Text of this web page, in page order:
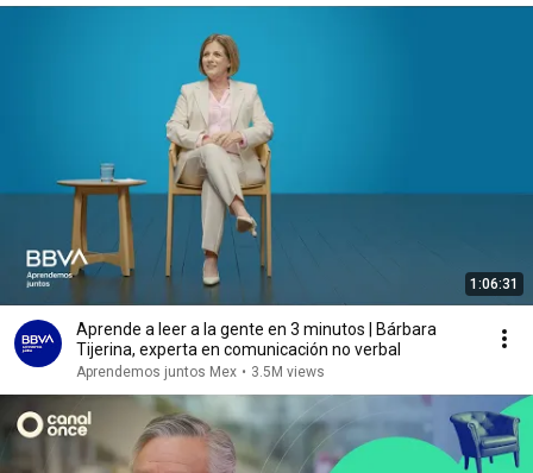
1:06:31
Aprende a leer a la gente en 3 minutos | Bárbara
Tijerina, experta en comunicación no verbal
Aprendemos juntos Mex • 3.5M views